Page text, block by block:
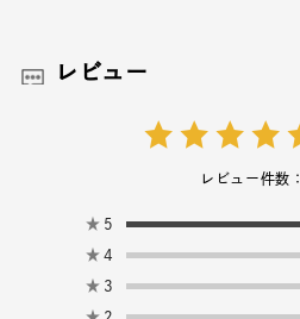
レビュー
レビュー件数：
★ 5
★ 4
★ 3